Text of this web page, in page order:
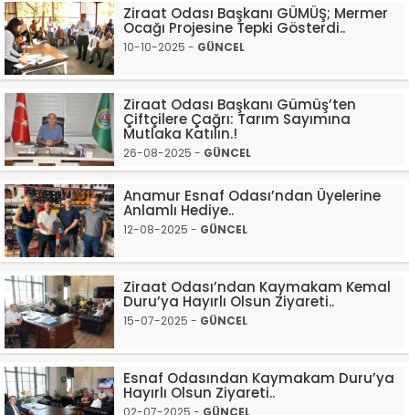
Ziraat Odası Başkanı GÜMÜŞ; Mermer
Ocağı Projesine Tepki Gösterdi..
10-10-2025 - GÜNCEL
Ziraat Odası Başkanı Gümüş’ten
Çiftçilere Çağrı: Tarım Sayımına
Mutlaka Katılın.!
26-08-2025 - GÜNCEL
Anamur Esnaf Odası’ndan Üyelerine
Anlamlı Hediye..
12-08-2025 - GÜNCEL
Ziraat Odası’ndan Kaymakam Kemal
Duru’ya Hayırlı Olsun Ziyareti..
15-07-2025 - GÜNCEL
Esnaf Odasından Kaymakam Duru’ya
Hayırlı Olsun Ziyareti..
02-07-2025 - GÜNCEL